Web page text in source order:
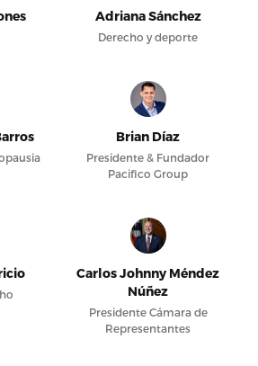
Adriana Sánchez
Derecho y deporte
Brian Díaz
Presidente & Fundador
Pacifico Group
Carlos Johnny Méndez
Núñez
Presidente Cámara de
Representantes